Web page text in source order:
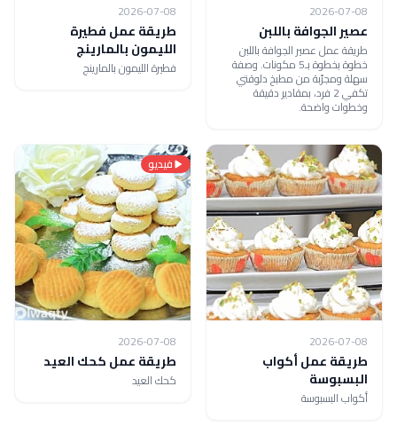
2026-07-08
عصير الجوافة باللبن
طريقة عمل عصير الجوافة باللبن
خطوة بخطوة بـ5 مكونات. وصفة
سهلة ومجرّبة من مطبخ دلوقتي
تكفي 2 فرد، بمقادير دقيقة
وخطوات واضحة.
2026-07-08
طريقة عمل فطيرة
الليمون بالمارينج
فطيرة الليمون بالمارينج
2026-07-08
طريقة عمل أكواب
البسبوسة
أكواب البسبوسة
فيديو
2026-07-08
طريقة عمل كحك العيد
كحك العيد